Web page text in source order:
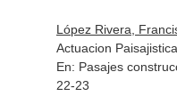
López Rivera,
Actuacion
En: Pasajes
22-23